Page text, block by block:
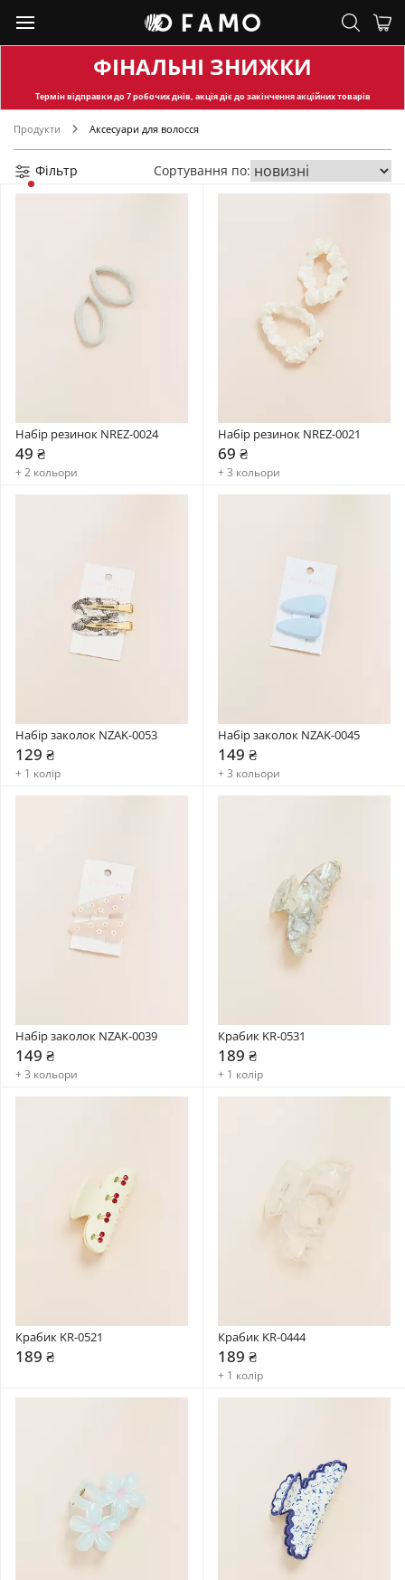
ФІНАЛЬНІ ЗНИЖКИ
Термін відправкидо 7 робочих днів, акція діє до закінчення акційних товарів
Продукти Аксесуари для волосся
Фільтр Сортування по:
Набір резинок NREZ-0024
49 ₴
+ 2 кольори
Набір резинок NREZ-0021
69 ₴
+ 3 кольори
Набір заколок NZAK-0053
129 ₴
+ 1 колір
Набір заколок NZAK-0045
149 ₴
+ 3 кольори
Набір заколок NZAK-0039
149 ₴
+ 3 кольори
Крабик KR-0531
189 ₴
+ 1 колір
Крабик KR-0521
189 ₴
Крабик KR-0444
189 ₴
+ 1 колір